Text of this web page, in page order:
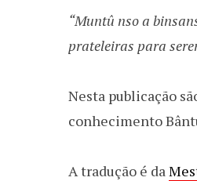
“Muntû nso a
prateleiras para
Nesta publicação
conhecimento
A tradução é da